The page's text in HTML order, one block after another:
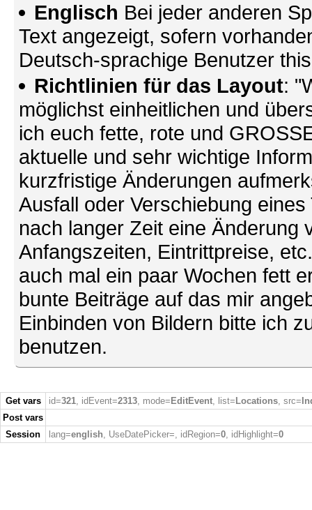
Englisch Bei jeder anderen
Text angezeigt, sofern
Deutsch-sprachige Benutzer
Richtlinien für das Layout:
möglichst einheitlichen und
ich euch fette, rote und
aktuelle und sehr wichtige
kurzfristige Änderungen
Ausfall oder Verschiebung
nach langer Zeit eine Änderung
Anfangszeiten, Eintrittpreise,
auch mal ein paar Wochen fett
bunte Beiträge auf das mir
Einbinden von Bildern bitte ich
benutzen.
Get vars id=321, idEvent=2313, mode= EditEvent, list= Locations, src=
Post vars
Session
lang=english, UseDatePicker=, idRegion=0, idHighlight=0